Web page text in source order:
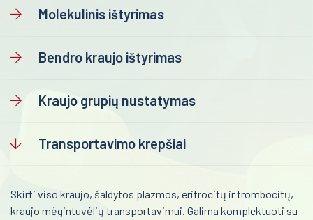
Urologija
Preanalitika
Molekulinis ištyrimas
Bendro kraujo ištyrimas
Kraujo grupių nustatymas
Transportavimo krepšiai
Skirti viso kraujo, šaldytos plazmos, eritrocitų ir trombocitų,
kraujo mėgintuvėlių transportavimui. Galima komplektuoti su